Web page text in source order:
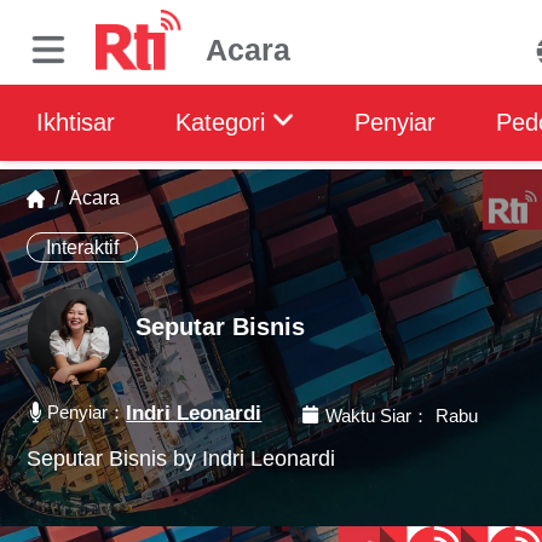
Acara
Ikhtisar Kategori Penyiar
/Acara
Interaktif
Seputar Bisnis
Penyiar：Indri Leonardi Waktu Siar： Rabu
Seputar Bisnis by Indri Leonardi